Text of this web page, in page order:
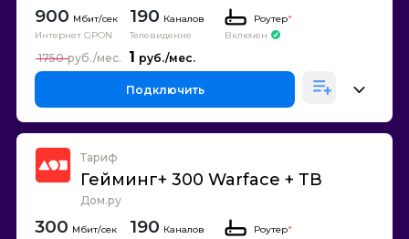
900
Интернет GPON
190 Каналов
Телевидение
Роутер*
Включен
1
1750
Подключить
Тариф
Гейминг+ 300 Warface + ТВ
Дом.ру
300 190 Каналов
Роутер*